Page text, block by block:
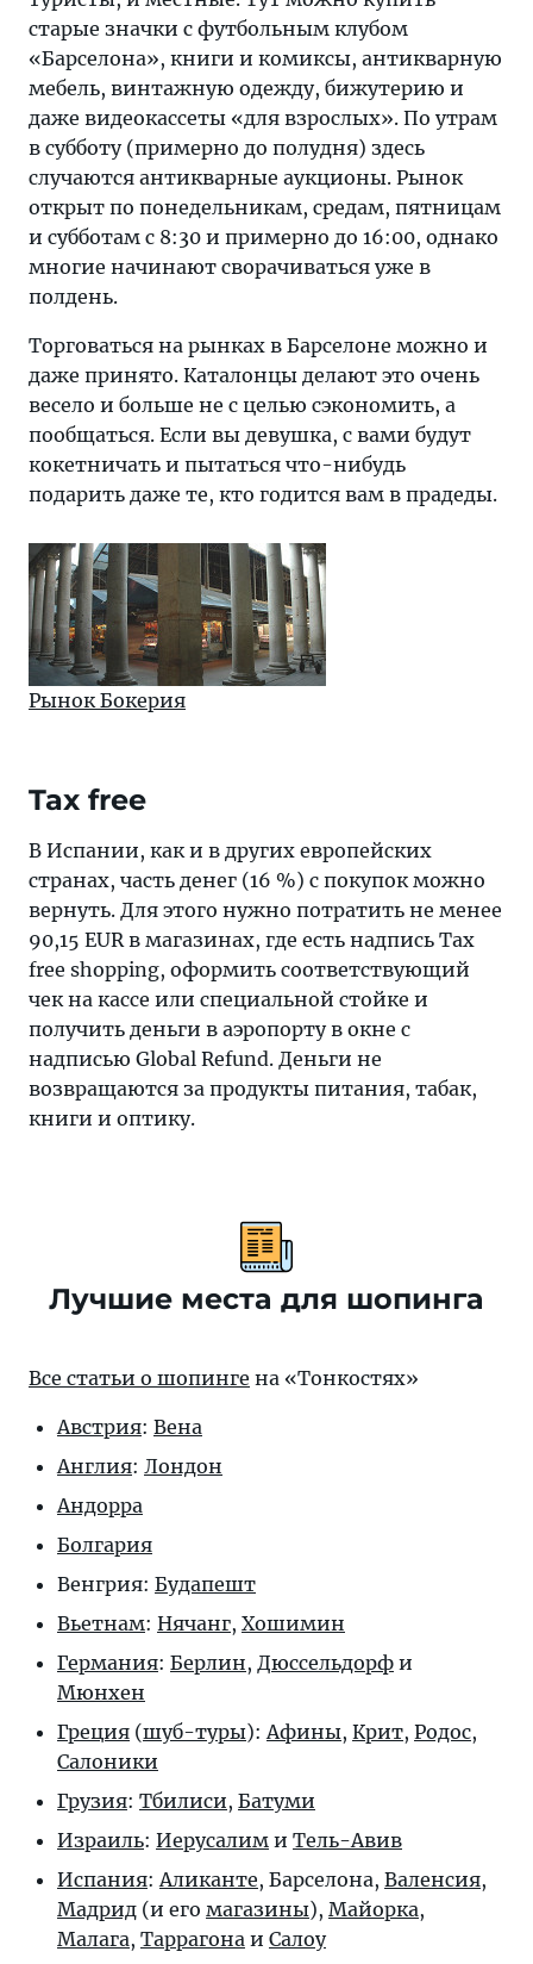
старые значки с футбольным клубом
«Барселона», книги и комиксы, антикварную
мебель, винтажную одежду, бижутерию и
даже видеокассеты «для взрослых». По утрам
в субботу (примерно до полудня) здесь
случаются антикварные аукционы. Рынок
открыт по понедельникам, средам, пятницам
и субботам с 8:30 и примерно до 16:00, однако
многие начинают сворачиваться уже в
полдень.
Торговаться на рынках в Барселоне можно и
даже принято. Каталонцы делают это очень
весело и больше не с целью сэкономить, а
пообщаться. Если вы девушка, с вами будут
кокетничать и пытаться что-нибудь
подарить даже те, кто годится вам в прадеды.
Рынок Бокерия
Tax free
В Испании, как и в других европейских
странах, часть денег (16 %) с покупок можно
вернуть. Для этого нужно потратить не менее
90,15 EUR в магазинах, где есть надпись Tax
free shopping, оформить соответствующий
чек на кассе или специальной стойке и
получить деньги в аэропорту в окне с
надписью Global Refund. Деньги не
возвращаются за продукты питания, табак,
книги и оптику.
Лучшие места для шопинга
Все статьи о шопинге на «Тонкостях»
Австрия: Вена
Англия: Лондон
Андорра
Болгария
Венгрия: Будапешт
Вьетнам: Нячанг, Хошимин
Германия: Берлин, Дюссельдорф и
Мюнхен
Греция (шуб-туры): Афины, Крит, Родос,
Салоники
Грузия: Тбилиси, Батуми
Израиль: Иерусалим и Тель-Авив
Испания: Аликанте, Барселона, Валенсия,
Мадрид (и его магазины), Майорка,
Малага, Таррагона и Салоу